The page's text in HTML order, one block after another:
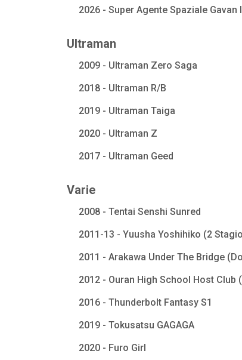
2026 - Super Agente Spaziale Gavan
Ultraman
2009 - Ultraman Zero Saga
2018 - Ultraman R/B
2019 - Ultraman Taiga
2020 - Ultraman Z
2017 - Ultraman Geed
Varie
2008 - Tentai Senshi Sunred
2011-13 - Yuusha Yoshihiko (2
2011 - Arakawa Under The Bridge
2012 - Ouran High School Host Club
2016 - Thunderbolt Fantasy S1
2019 - Tokusatsu GAGAGA
2020 - Furo Girl